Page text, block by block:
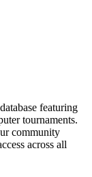
featuring
tournaments.
community
across all